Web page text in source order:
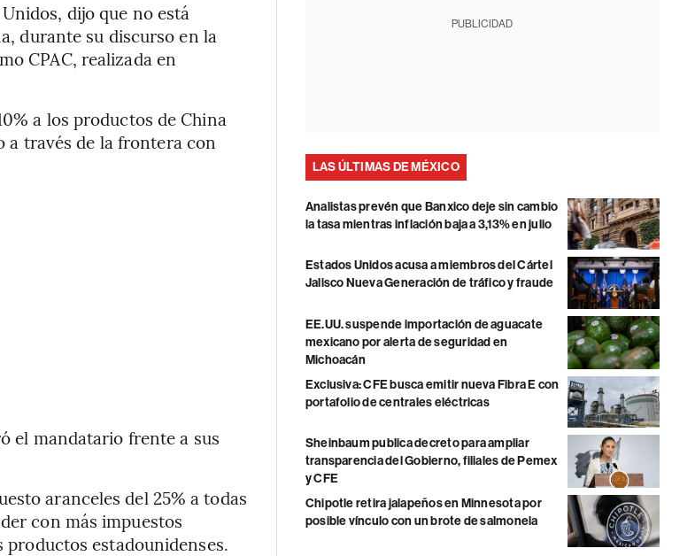
dijo que no está
durante su discurso en la
CPAC, realizada en
a los productos de China
a través de la frontera con
el mandatario frente a sus
aranceles del 25% a todas
con más impuestos
productos estadounidenses.
PUBLICIDAD
LAS ÚLTIMAS DE MÉXICO
Analistas prevén que Banxico deje sin cambio
la tasa mientras inflación baja a 3,13% en julio
Estados Unidos acusa a miembros del Cártel
Jalisco Nueva Generación de tráfico y fraude
EE.UU. suspende importación de aguacate
mexicano por alerta de seguridad en
Michoacán
Exclusiva: CFE busca emitir nueva Fibra E con
portafolio de centrales eléctricas
Sheinbaum publica decreto para ampliar
transparencia del Gobierno, filiales de Pemex
y CFE
Chipotle retira jalapeños en Minnesota por
posible vínculo con un brote de salmonela